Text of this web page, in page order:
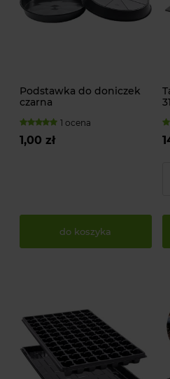
Podstawka do doniczek
czarna
1 ocena
1,00 zł
do koszyka